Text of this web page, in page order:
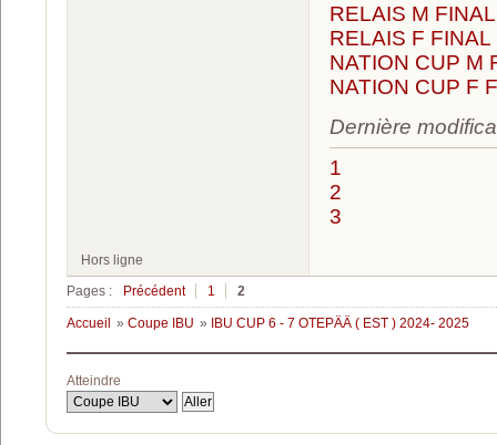
RELAIS M FINAL
RELAIS F FINAL
NATION CUP M
NATION CUP F
Dernière
1
2
3
Hors ligne
Pages :
Précédent 1 2
Accueil » Coupe IBU » IBU CUP 6 - 7 OTEPÄÄ ( EST ) 2024- 2025
Atteindre